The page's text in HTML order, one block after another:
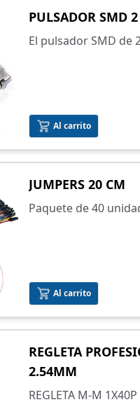
PULSADOR SMD
El pulsador SMD de 2 pines es un
Al carrito
JUMPERS 20 CM
Paquete de 40
Al carrito
REGLETA
2.54MM
REGLETA M-M